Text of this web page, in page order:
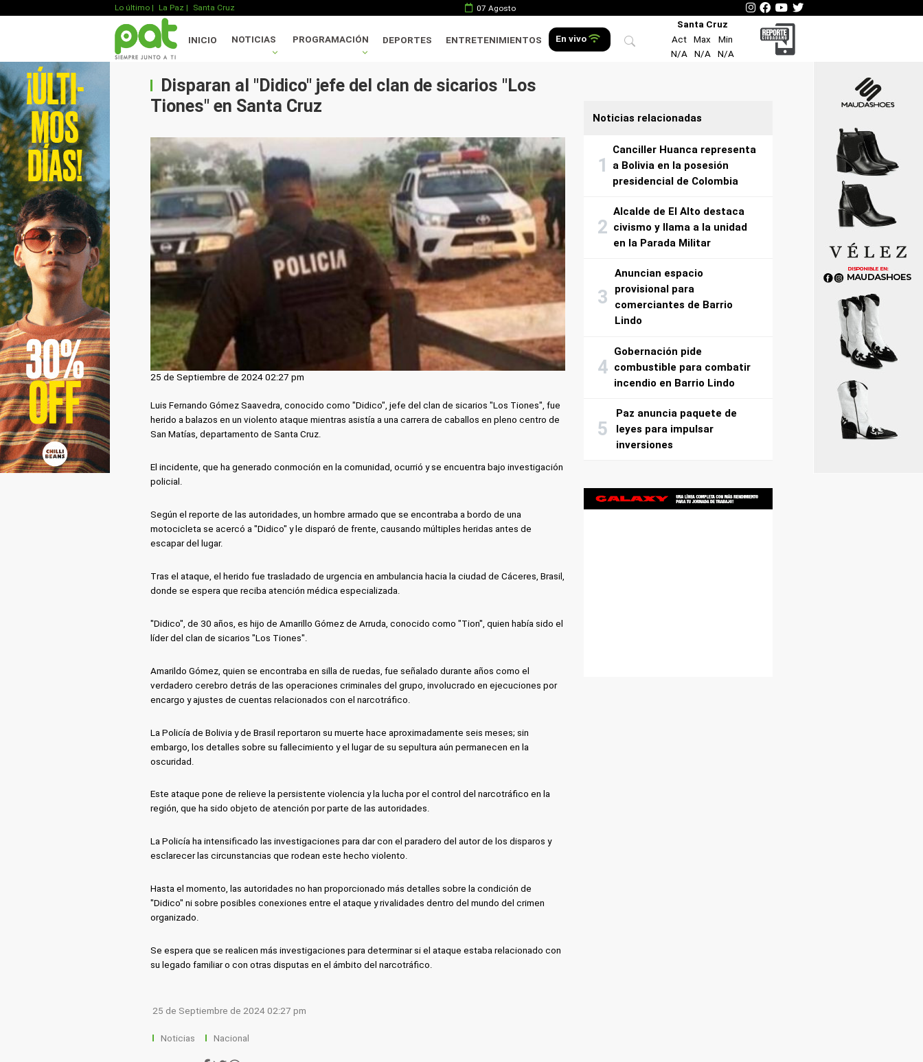
Lo último | La Paz | Santa Cruz 07 Agosto
INICIO NOTICIAS PROGRAMACIÓN DEPORTES ENTRETENIMIENTOS En vivo
Santa Cruz
Act
Max
Min
N/A
N/A N/A
Disparan al "Didico" jefe del clan de sicarios "Los
Tiones" en Santa Cruz
25 de Septiembre de 2024 02:27 pm
Luis Fernando Gómez Saavedra, conocido como "Didico", jefe del clan de sicarios "Los Tiones", fue
herido a balazos en un violento ataque mientras asistía a una carrera de caballos en pleno centro de
San Matías, departamento de Santa Cruz.
El incidente, que ha generado conmoción en la comunidad, ocurrió y se encuentra bajo investigación
policial.
Según el reporte de las autoridades, un hombre armado que se encontraba a bordo de una
motocicleta se acercó a "Didico" y le disparó de frente, causando múltiples heridas antes de
escapar del lugar.
Tras el ataque, el herido fue trasladado de urgencia en ambulancia hacia la ciudad de Cáceres, Brasil,
donde se espera que reciba atención médica especializada.
"Didico", de 30 años, es hijo de Amarillo Gómez de Arruda, conocido como "Tion", quien había sido el
líder del clan de sicarios "Los Tiones".
Amarildo Gómez, quien se encontraba en silla de ruedas, fue señalado durante años como el
verdadero cerebro detrás de las operaciones criminales del grupo, involucrado en ejecuciones por
encargo y ajustes de cuentas relacionados con el narcotráfico.
La Policía de Bolivia y de Brasil reportaron su muerte hace aproximadamente seis meses; sin
embargo, los detalles sobre su fallecimiento y el lugar de su sepultura aún permanecen en la
oscuridad.
Este ataque pone de relieve la persistente violencia y la lucha por el control del narcotráfico en la
región, que ha sido objeto de atención por parte de las autoridades.
La Policía ha intensificado las investigaciones para dar con el paradero del autor de los disparos y
esclarecer las circunstancias que rodean este hecho violento.
Hasta el momento, las autoridades no han proporcionado más detalles sobre la condición de
"Didico" ni sobre posibles conexiones entre el ataque y rivalidades dentro del mundo del crimen
organizado.
Se espera que se realicen más investigaciones para determinar si el ataque estaba relacionado con
su legado familiar o con otras disputas en el ámbito del narcotráfico.
25 de Septiembre de 2024 02:27 pm
Noticias Nacional
Noticias relacionadas
Canciller Huanca representa
a Bolivia en la posesión
presidencial de Colombia
Alcalde de El Alto destaca
civismo y llama a la unidad
en la Parada Militar
Anuncian espacio
provisional para
comerciantes de Barrio
Lindo
Gobernación pide
combustible para combatir
incendio en Barrio Lindo
Paz anuncia paquete de
leyes para impulsar
inversiones